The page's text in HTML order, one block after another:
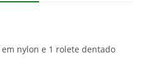
nylon e 1 rolete dentado